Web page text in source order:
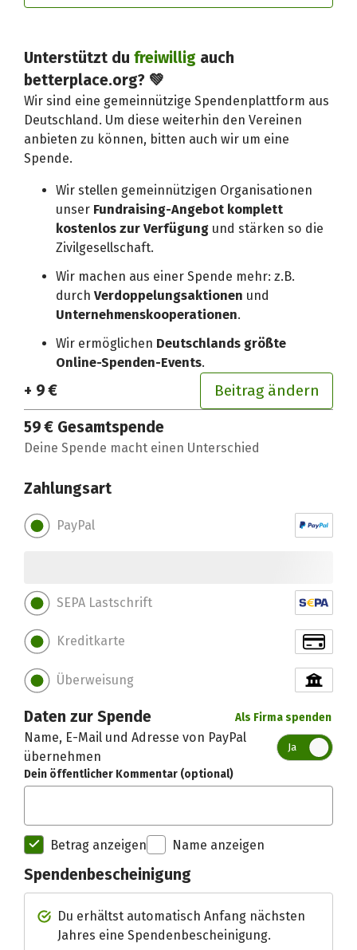
Unterstützt dufreiwillig auch
betterplace.org? 💚
Wir sind eine gemeinnützige Spendenplattform aus
Deutschland. Um diese weiterhin den Vereinen
anbieten zu können, bitten auch wir um eine
Spende.
Wir stellen gemeinnützigen Organisationen
unser Fundraising-Angebot komplett
kostenlos zur Verfügung und stärken so die
Zivilgesellschaft.
Wir machen aus einer Spende mehr: z.B.
durchVerdoppelungsaktionen und
Unternehmenskooperationen.
Wir ermöglichen Deutschlands größte
Online-Spenden-Events.
+ 9 € Beitrag ändern
Deinen Beitrag an betterplace
59 € Gesamtspende
Deine Spende macht einen Unterschied
Zahlungsart
PayPal
SEPA Lastschrift
Kreditkarte
Überweisung
Daten zur Spende Als Firma spenden
Name, E-Mail und Adresse von PayPal
übernehmen
Ja
Dein öffentlicher Kommentar (optional)
Betrag anzeigen Name anzeigen
Spendenbescheinigung
Du erhältst automatisch Anfang nächsten
Jahres eine Spendenbescheinigung.
Spendenempfänger